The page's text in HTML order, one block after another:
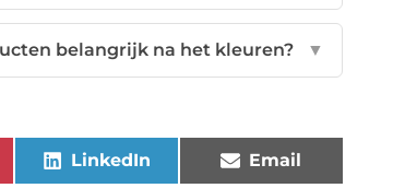
belangrijk na het kleuren? ▼
LinkedIn Email